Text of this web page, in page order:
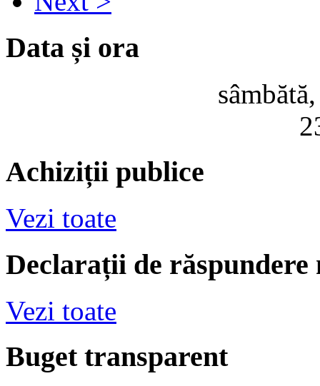
Data și ora
Achiziții publice
Vezi toate
Declarații de răspundere
Vezi toate
Buget transparent